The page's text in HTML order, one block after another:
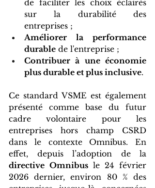
de faciliter les choix éclairés
sur la durabilité des
entreprises ;
Améliorer la performance
durable de l'entreprise ;
Contribuer à une économie
plus durable et plus inclusive.
Ce standard VSME est également
présenté comme base du futur
cadre volontaire pour les
entreprises hors champ CSRD
dans le contexte Omnibus. En
directive Omnibus le 24 février
2026 dernier, environ 80 % des